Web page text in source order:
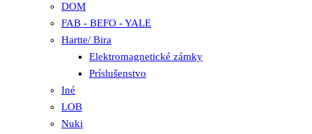
DOM
FAB - BEFO - YALE
Hartte/ Bira
Elektromagnetické zámky
Príslušenstvo
Iné
LOB
Nuki